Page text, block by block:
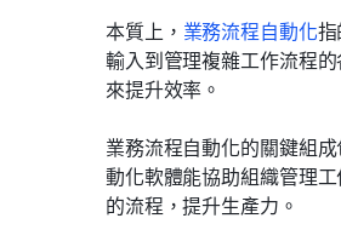
本質上， 業務流程自動化
輸入到管理複雜工作流程
來提升效率。
業務流程自動化的關鍵組
動化軟體能協助組織管理
的流程，提升生產力。